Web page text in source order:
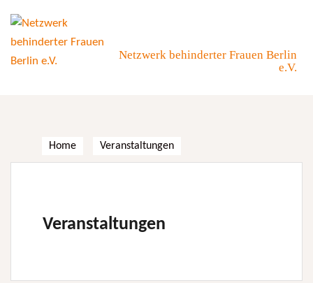
content
Netzwerk behinderter Frauen Berlin
e.V.
Home Veranstaltungen
Veranstaltungen